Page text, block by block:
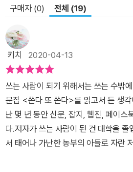
구매자 (0) 전체 (19)
키치 2020-04-13
쓰는 사람이 되기 위해서는 쓰는 수밖
문집 <쓴다 또 쓴다>를 읽고서 든 생
난 몇 년 동안 신문, 잡지, 웹진, 페이스
다.저자가 쓰는 사람이 된 건 대학을 졸
서 태어나 가난한 농부의 아들로 자란